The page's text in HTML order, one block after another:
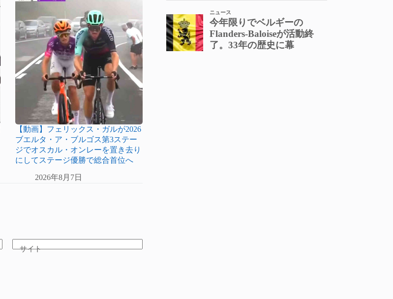
【動画】フェリックス・ガルが2026
ブエルタ・ア・ブルゴス第3ステー
ジでオスカル・オンレーを置き去り
にしてステージ優勝で総合首位へ
2026年8月7日
サイト